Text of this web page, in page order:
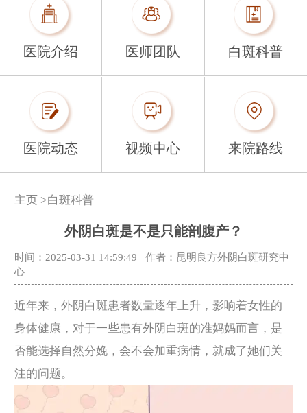
医院介绍 医师团队 白斑科普
医院动态 视频中心 来院路线
主页 >白斑科普
外阴白斑是不是只能剖腹产？
时间：2025-03-31 14:59:49
作者：昆明良方外阴白斑研究中
心
近年来，外阴白斑患者数量逐年上升，影响着女性的
身体健康，对于一些患有外阴白斑的准妈妈而言，是
否能选择自然分娩，会不会加重病情，就成了她们关
注的问题。